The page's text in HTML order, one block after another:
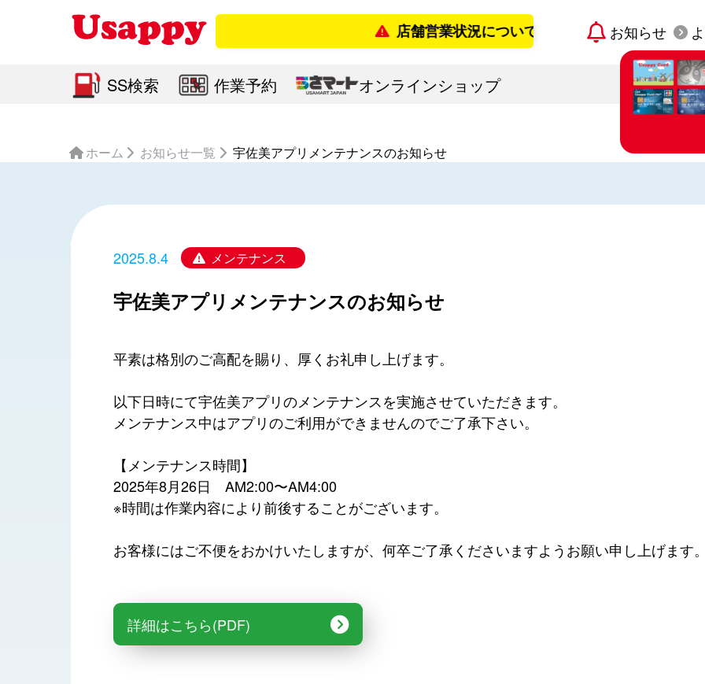
店舗営業状況について 2026年8月7日更新お知らせ
SS検索 作業予約 オンラインショップ
すでに宇
カード発
ホーム お知らせ一覧 宇佐美アプリメンテナンスのお知らせ
2025.8.4 メンテナンス
宇佐美アプリメンテナンスのお知らせ
平素は格別のご高配を賜り、厚くお礼申し上げます。
以下日時にて宇佐美アプリのメンテナンスを実施させていただきます。
メンテナンス中はアプリのご利用ができませんのでご了承下さい。
【メンテナンス時間】
2025年8月26日 AM2:00〜AM4:00
※時間は作業内容により前後することがございます。
お客様にはご不便をおかけいたしますが、何卒ご了承くださいますようお願い申し上げます。
詳細はこちら(PDF)